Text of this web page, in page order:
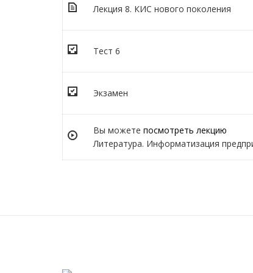
Лекция 8. КИС нового поколения
Тест 6
Экзамен
Вы можете посмотреть лекцию
Литература. Информатизация